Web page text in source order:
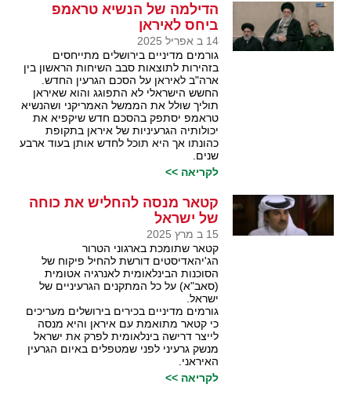
הדילמה של הנשיא טראמפ
ביחס לאיראן
14 ב אפריל 2025
גורמים מדיניים בירושלים מתייחסים
בזהירות לתוצאות סבב השיחות הראשון בין
ארה"ב לאיראן על הסכם הגרעין החדש.
החשש הישראלי לא התפוגג והוא שאיראן
תוליך שולל את הממשל האמריקני ושהנשיא
טראמפ יסתפק בהסכם חדש שיקפיא את
יכולותיה הגרעיניות של איראן בתקופת
כהונתו אך היא תוכל לחדש אותן בעוד ארבע
שנים.
לקריאה >>
קטאר מנסה להחליש את כוחה
של ישראל
15 ב מרץ 2025
קטאר שתומכת בארגוני הטרור
הג'יהאדיסטים דורשת להחיל פיקוח של
הסוכנות הבינלאומית לאנרגיה אטומית
(סאב"א) על כל המתקנים הגרעיניים של
ישראל.
גורמים מדיניים בכירים בירושלים מעריכים
כי קטאר מתואמת עם איראן והיא מנסה
לייצר דרישה בינלאומית לפרק את ישראל
מנשק גרעיני לפני שמטפלים באיום הגרעין
האיראני.
לקריאה >>